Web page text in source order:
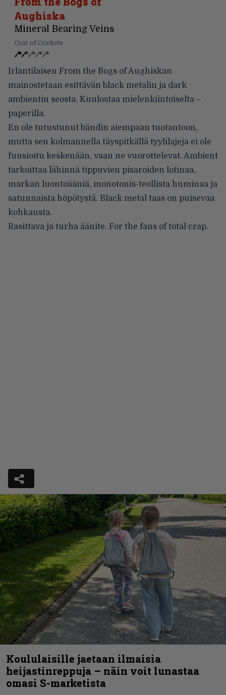
Aughiska
Mineral Bearing Veins
Czar of Crickets
Irlantilaisen From the Bogs of Aughiskan
mainostetaan esittävän black metalin ja dark
ambientin seosta. Kuulostaa mielenkiintoiselta –
paperilla.
En ole tutustunut bändin aiempaan tuotantoon,
mutta sen kolmannella täyspitkällä tyylilajeja ei ole
fuusioitu keskenään, vaan ne vuorottelevat. Ambient
tarkoittaa lähinnä tippuvien pisaroiden lotinaa,
markan luontoääniä, monotonis-teollista huminaa ja
satunnaista höpötystä. Black metal taas on puisevaa
kohkausta.
Rasittava ja turha äänite. For the fans of total crap.
Koululaisille jaetaan ilmaisia
heijastinreppuja – näin voit lunastaa
omasi S-marketista